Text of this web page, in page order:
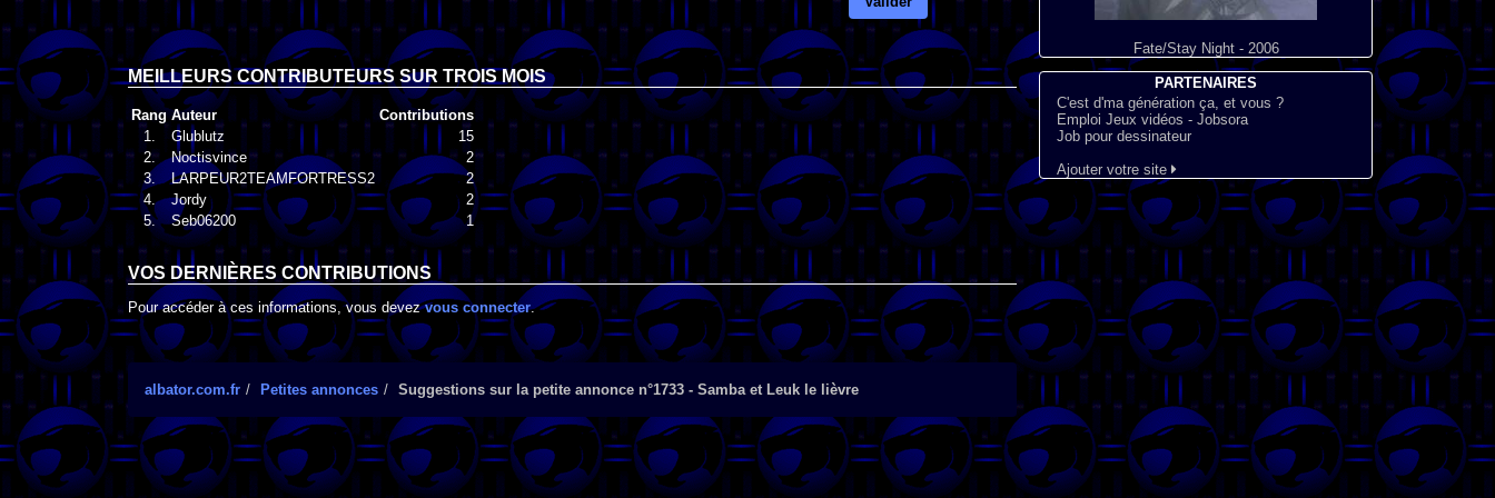
MEILLEURS CONTRIBUTEURS SUR TROIS MOIS
Rang Auteur
Contributions
1.
Glublutz
15
2.
Noctisvince
2
3.
LARPEUR2TEAMFORTRESS2
2
4.
Jordy
2
5.
Seb06200 1
VOS DERNIÈRES CONTRIBUTIONS
Pour accéder à ces informations, vous devezvous connecter.
albator.com.fr Petites annonces Suggestions sur la petite annonce n°1733 - Samba et Leuk le lièvre
Fate/Stay Night - 2006
PARTENAIRES
C'est d'ma génération ça, et vous ?
Emploi Jeux vidéos - Jobsora
Job pour dessinateur
Ajouter votre site